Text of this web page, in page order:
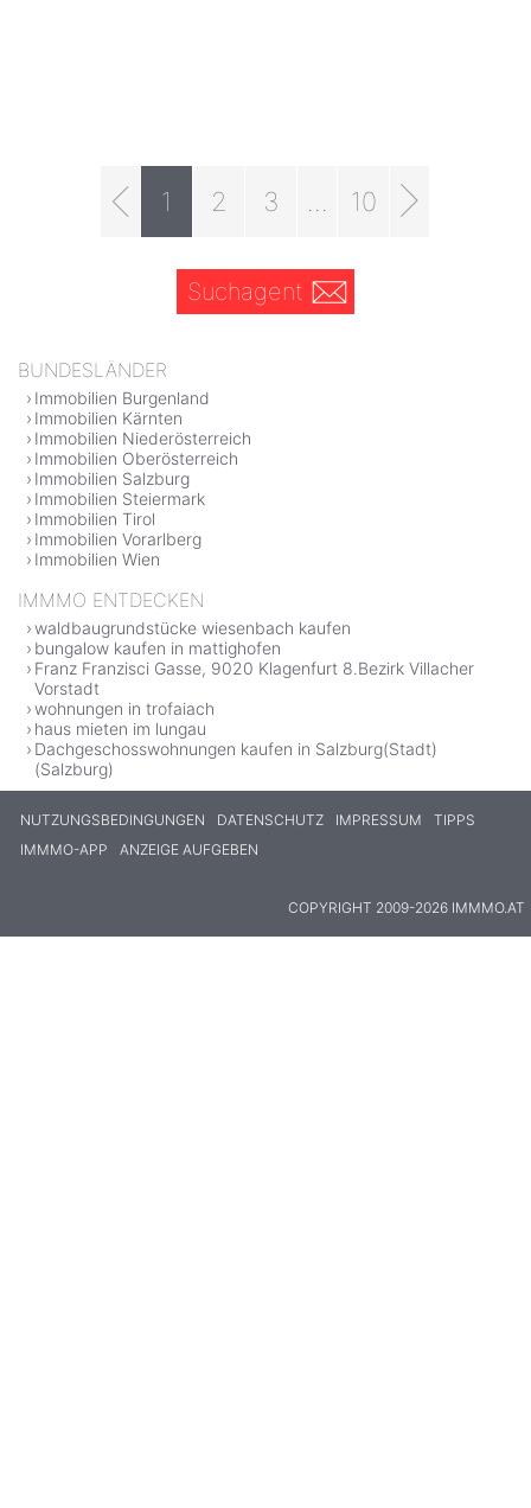
1 2 3 10
Suchagent
BUNDESLÄNDER
Immobilien Burgenland
Immobilien Kärnten
Immobilien Niederösterreich
Immobilien Oberösterreich
Immobilien Salzburg
Immobilien Steiermark
Immobilien Tirol
Immobilien Vorarlberg
Immobilien Wien
IMMMO ENTDECKEN
waldbaugrundstücke wiesenbach kaufen
bungalow kaufen in mattighofen
Franz Franzisci Gasse, 9020 Klagenfurt 8.Bezirk Villacher
Vorstadt
wohnungen in trofaiach
haus mieten im lungau
Dachgeschosswohnungen kaufen in Salzburg(Stadt)
(Salzburg)
NUTZUNGSBEDINGUNGEN DATENSCHUTZ IMPRESSUM
TIPPS
IMMMO-APP
ANZEIGE AUFGEBEN
COPYRIGHT 2009-2026 IMMMO.AT